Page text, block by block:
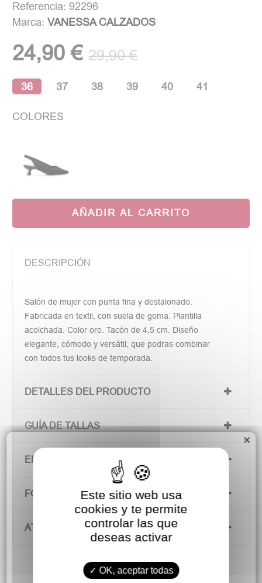
Referencia: 92296
Marca:VANESSA CALZADOS
24,90 € 29,90 €
36 37 38 39 40 41
COLORES
AÑADIR AL CARRITO
DESCRIPCIÓN
Salón de mujer con punta fina y destalonado.
Fabricada en textil, con suela de goma. Plantilla
acolchada. Color oro. Tacón de 4,5 cm. Diseño
elegante, cómodo y versátil, que podras combinar
con todos tus looks de temporada.
DETALLES DEL PRODUCTO
GUÍA DE TALLAS
ENVÍOS Y DEVOLUCIONES
FORMAS DE PAGO
ATENCIÓN AL CLIENTE
×
Este sitio web usa
cookies y te permite
controlar las que
deseas activar
OK, aceptar todas